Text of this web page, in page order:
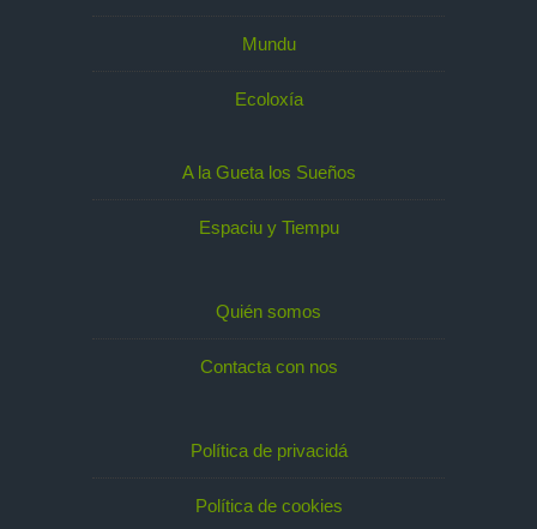
Mundu
Ecoloxía
A la Gueta los Sueños
Espaciu y Tiempu
Quién somos
Contacta con nos
Política de privacidá
Política de cookies